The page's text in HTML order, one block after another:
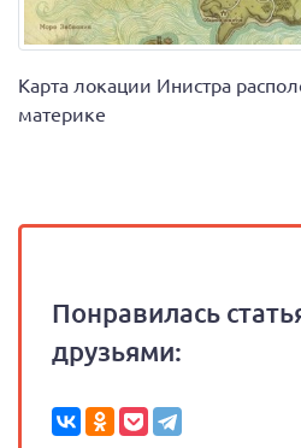
Карта локации Инистра
материке
Понравилась
друзьями: